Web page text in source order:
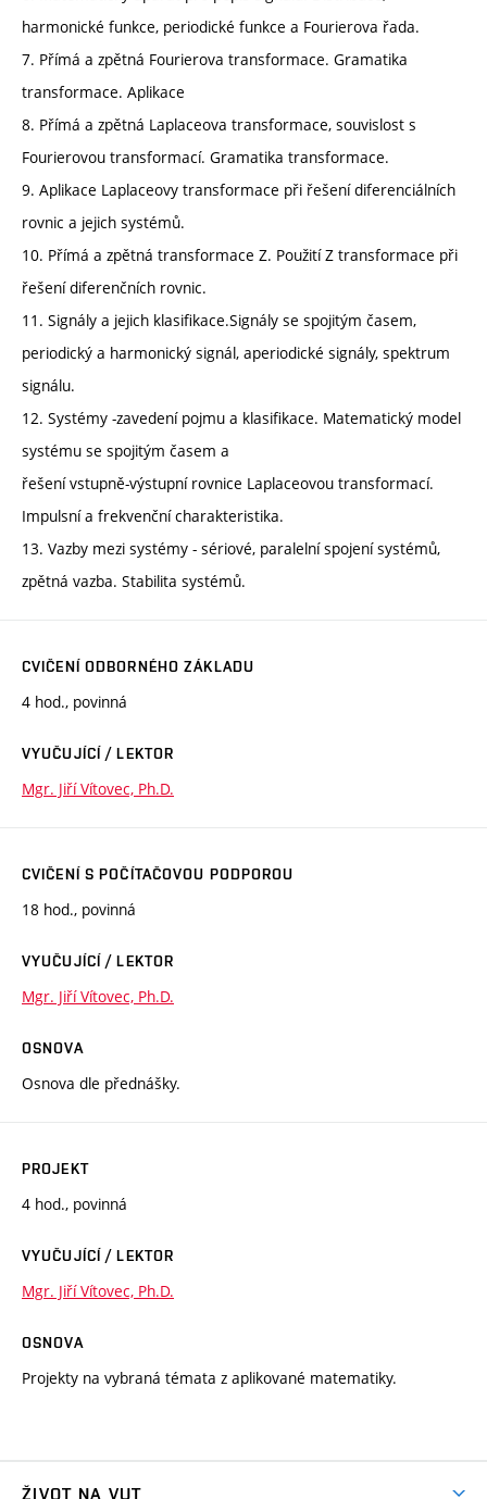
harmonické funkce, periodické funkce a Fourierova řada.
7. Přímá a zpětná Fourierova transformace. Gramatika
transformace. Aplikace
8. Přímá a zpětná Laplaceova transformace, souvislost s
Fourierovou transformací. Gramatika transformace.
9. Aplikace Laplaceovy transformace při řešení diferenciálních
rovnic a jejich systémů.
10. Přímá a zpětná transformace Z. Použití Z transformace při
řešení diferenčních rovnic.
11. Signály a jejich klasifikace.Signály se spojitým časem,
periodický a harmonický signál, aperiodické signály, spektrum
signálu.
12. Systémy -zavedení pojmu a klasifikace. Matematický model
systému se spojitým časem a
řešení vstupně-výstupní rovnice Laplaceovou transformací.
Impulsní a frekvenční charakteristika.
13. Vazby mezi systémy - sériové, paralelní spojení systémů,
zpětná vazba. Stabilita systémů.
CVIČENÍ ODBORNÉHO ZÁKLADU
4 hod., povinná
VYUČUJÍCÍ / LEKTOR
Mgr. Jiří Vítovec, Ph.D.
CVIČENÍ S POČÍTAČOVOU PODPOROU
18 hod., povinná
VYUČUJÍCÍ / LEKTOR
Mgr. Jiří Vítovec, Ph.D.
OSNOVA
Osnova dle přednášky.
PROJEKT
4 hod., povinná
VYUČUJÍCÍ / LEKTOR
Mgr. Jiří Vítovec, Ph.D.
OSNOVA
Projekty na vybraná témata z aplikované matematiky.
ŽIVOT NA VUT